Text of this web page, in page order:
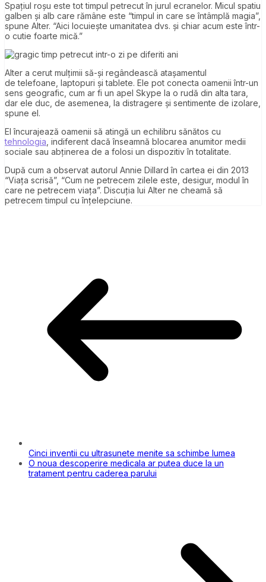
Spațiul roșu este tot timpul petrecut în jurul ecranelor. Micul spatiu
galben și alb care rămâne este “timpul in care se întâmplă magia”,
spune Alter. “Aici locuiește umanitatea dvs. și chiar acum este într-
o cutie foarte mică.”
Alter a cerut mulțimii să-și regândească atașamentul
de telefoane, laptopuri și tablete. Ele pot conecta oamenii într-un
sens geografic, cum ar fi un apel Skype la o rudă din alta tara,
dar ele duc, de asemenea, la distragere și sentimente de izolare,
spune el.
El încurajează oamenii să atingă un echilibru sănătos cu
tehnologia, indiferent dacă înseamnă blocarea anumitor medii
sociale sau abținerea de a folosi un dispozitiv în totalitate.
După cum a observat autorul Annie Dillard în cartea ei din 2013
“Viața scrisă”, “Cum ne petrecem zilele este, desigur, modul în
care ne petrecem viața”. Discuția lui Alter ne cheamă să
petrecem timpul cu înțelepciune.
Cinci inventii cu ultrasunete menite sa schimbe lumea
O noua descoperire medicala ar putea duce la un
tratament pentru caderea parului